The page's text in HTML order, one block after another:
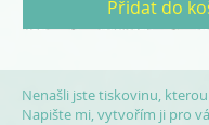
Přidat do
Nenašli jste tiskovinu,
Napište mi, vytvořím ji pro